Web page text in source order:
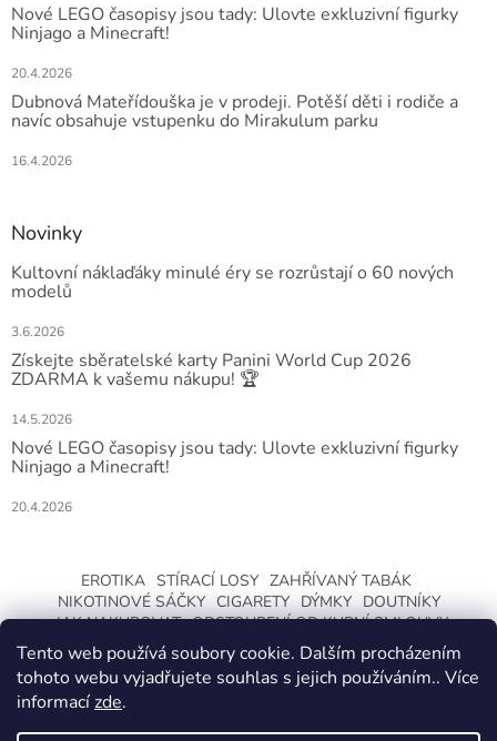
Tento web používá soubory cookie. Dalším procházením
tohoto webu vyjadřujete souhlas s jejich používáním.. Více
informacízde.
Nové LEGO časopisy jsou tady: Ulovte exkluzivní figurky
Ninjago a Minecraft!
20.4.2026
Dubnová Mateřídouška je v prodeji. Potěší děti i rodiče a
navíc obsahuje vstupenku do Mirakulum parku
16.4.2026
Novinky
Kultovní náklaďáky minulé éry se rozrůstají o 60 nových
modelů
3.6.2026
Získejte sběratelské karty Panini World Cup 2026
ZDARMA k vašemu nákupu! 🏆
14.5.2026
Nové LEGO časopisy jsou tady: Ulovte exkluzivní figurky
Ninjago a Minecraft!
20.4.2026
EROTIKA STÍRACÍ LOSY ZAHŘÍVANÝ TABÁK
NIKOTINOVÉ SÁČKY CIGARETY DÝMKY
DOUTNÍKY
JAK NAKUPOVAT ODSTOUPENÍ OD KUPNÍ SMLOUVY